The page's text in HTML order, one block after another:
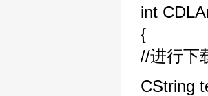
int
{
//进行下
CString